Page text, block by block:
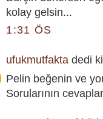
kolay gelsin...
1:31 ÖS
ufukmutfakta dedi
Pelin beğenin ve
Sorularının